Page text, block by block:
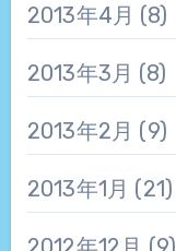
2013年4月 (8)
2013年3月 (8)
2013年2月 (9)
2013年1月 (21)